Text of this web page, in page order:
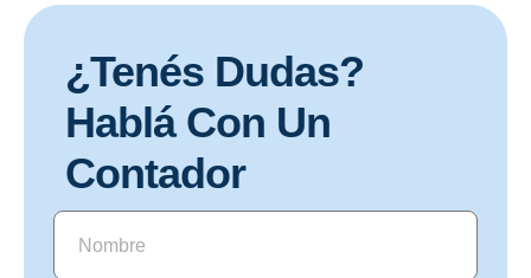
¿Tenés Dudas?
Hablá Con Un
Contador